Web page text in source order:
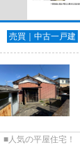
売買｜中古一戸建
■人気の平屋住宅！